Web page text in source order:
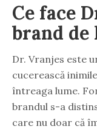
Ce face
brand de
Dr. Vranjes este
cucerească
întreaga lume.
brandul s-a
care nu doar că